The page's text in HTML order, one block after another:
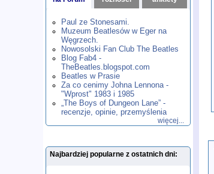
,1982,1983 ,1984,
1985, 1986,1987,1988
1990,1991 ,1992,1993 ,1994,
1995,1996, 1999
2000,2001,2002 ,2003,2004,
2005,2006, 2007
2010,2011,2012,2013,2014
2015,2016, 2017,
2020,2021,2022,2023,2024 ,
2025,2026
Paul ze Stonesami.
Muzeum Beatlesów w Eger na
Węgrzech.
Nowosolski Fan Club The Beatles
Blog Fab4 -
TheBeatles.blogspot.com
Beatles w Prasie
Za co cenimy Johna Lennona -
"Wprost" 1983 i 1985
„The Boys of Dungeon Lane” -
recenzje, opinie, przemyślenia
więcej...
Najbardziej popularne z ostatnich dni: